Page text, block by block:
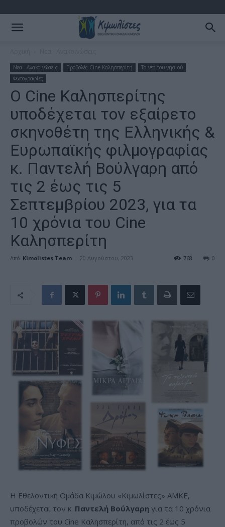
Νεα - Ανακοινώσεις Προβολές Cine Καλησπερίτη
Τα νέα του νησιού
Φωτογραφίες
Ο Cine Καλησπερίτης
υποδέχεται τον εξαίρετο
σκηνοθέτη της Ελληνικής &
Ευρωπαϊκής φιλμογραφίας
κ. Παντελή Βούλγαρη από
τις 2 έως τις 5
Σεπτεμβρίου 2023, για τα
10 χρόνια του Cine
Καλησπερίτη
Από Kimolistes Team - 20 Αυγούστου, 2023 0
768
Η Εθελοντική Ομάδα Κιμώλου «Κιμωλίστες» ΑΜΚΕ,
υποδέχεται τον κ. Παντελή Βούλγαρη για τα 10 χρόνια
προβολών του Cine Καλησπερίτη, από τις 2 έως 5